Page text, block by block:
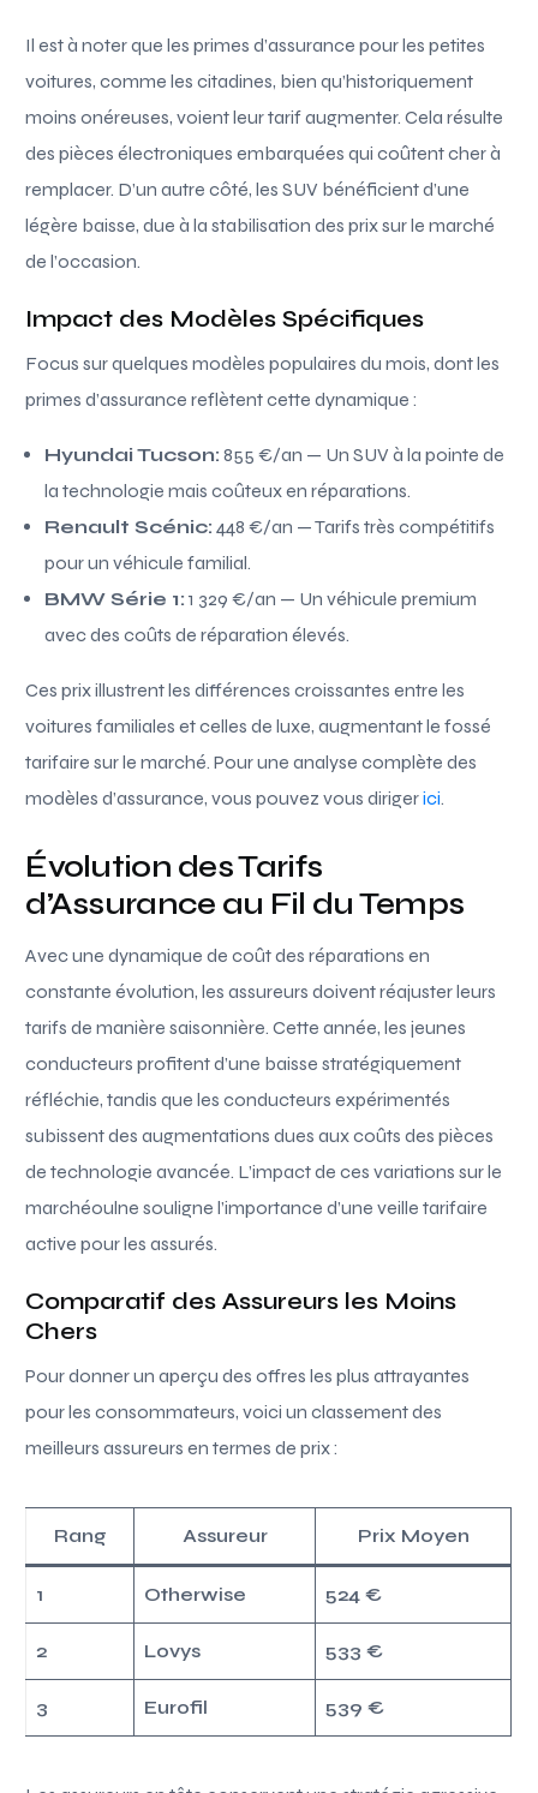
Il est à noter que les primes d’assurance pour les petites
voitures, comme les citadines, bien qu’historiquement
moins onéreuses, voient leur tarif augmenter. Cela résulte
des pièces électroniques embarquées qui coûtent cher à
remplacer. D’un autre côté, les SUV bénéficient d’une
légère baisse, due à la stabilisation des prix sur le marché
de l’occasion.
Impact des Modèles Spécifiques
Focus sur quelques modèles populaires du mois, dont les
primes d’assurance reflètent cette dynamique :
Hyundai Tucson: 855 €/an — Un SUV à la pointe de
la technologie mais coûteux en réparations.
Renault Scénic: 448 €/an — Tarifs très compétitifs
pour un véhicule familial.
BMW Série 1: 1 329 €/an — Un véhicule premium
avec des coûts de réparation élevés.
Ces prix illustrent les différences croissantes entre les
voitures familiales et celles de luxe, augmentant le fossé
tarifaire sur le marché. Pour une analyse complète des
modèles d’assurance, vous pouvez vous dirigerici.
Évolution des Tarifs
d’Assurance au Fil du Temps
Avec une dynamique de coût des réparations en
constante évolution, les assureurs doivent réajuster leurs
tarifs de manière saisonnière. Cette année, les jeunes
conducteurs profitent d’une baisse stratégiquement
réfléchie, tandis que les conducteurs expérimentés
subissent des augmentations dues aux coûts des pièces
de technologie avancée. L’impact de ces variations sur le
marchéoulne souligne l’importance d’une veille tarifaire
active pour les assurés.
Comparatif des Assureurs les Moins
Chers
Pour donner un aperçu des offres les plus attrayantes
pour les consommateurs, voici un classement des
meilleurs assureurs en termes de prix :
Rang Assureur Prix Moyen
1 Otherwise 524 €
2 Lovys 533 €
3 Eurofil 539 €